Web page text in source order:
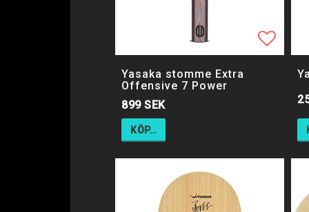
Yasaka stomme Extra
Offensive 7 Power
899 SEK
KÖP…